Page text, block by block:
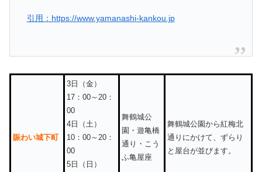
引用：https://www.yamanashi-kankou.jp
賑わい城下町
3日（金）
17：00～20：
00
4日（土）
10：00～20：
00
5日（日）
舞鶴城公
園・遊亀橋
通り・こう
ふ亀屋座
舞鶴城公園から紅梅北
通りにかけて、ずらり
と屋台が並びます。